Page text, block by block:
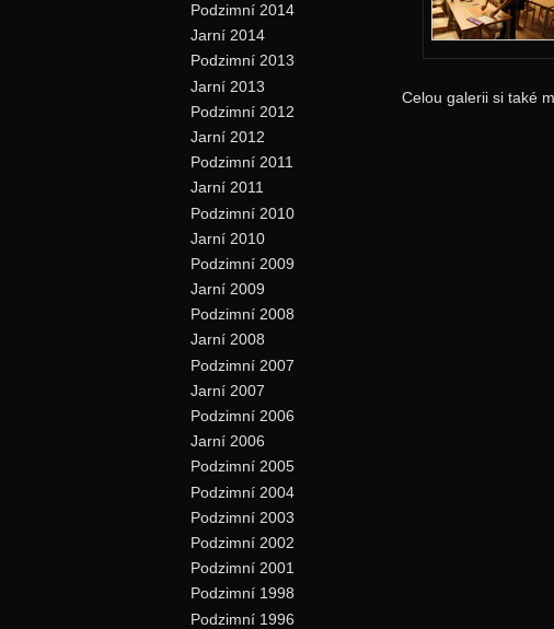
Celou galerii si také
Podzimní 2014
Jarní 2014
Podzimní 2013
Jarní 2013
Podzimní 2012
Jarní 2012
Podzimní 2011
Jarní 2011
Podzimní 2010
Jarní 2010
Podzimní 2009
Jarní 2009
Podzimní 2008
Jarní 2008
Podzimní 2007
Jarní 2007
Podzimní 2006
Jarní 2006
Podzimní 2005
Podzimní 2004
Podzimní 2003
Podzimní 2002
Podzimní 2001
Podzimní 1998
Podzimní 1996